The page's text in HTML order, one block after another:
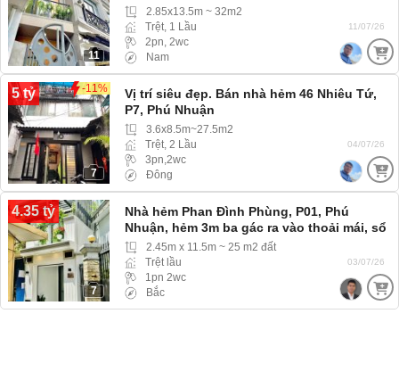
11
2.85x13.5m ~ 32m2
Trệt, 1 Lầu
2pn, 2wc
Nam
11/07/26
5 tỷ -11%
7
Vị trí siêu đẹp. Bán nhà hẻm 46 Nhiêu Tứ,
P7, Phú Nhuận
3.6x8.5m~27.5m2
Trệt, 2 Lầu
3pn,2wc
Đông
04/07/26
4.35 tỷ
7
Nhà hẻm Phan Đình Phùng, P01, Phú
Nhuận, hẻm 3m ba gác ra vào thoải mái, sổ
hồng riêng
2.45m x 11.5m ~ 25 m2 đất
Trệt lầu
1pn 2wc
Bắc
03/07/26